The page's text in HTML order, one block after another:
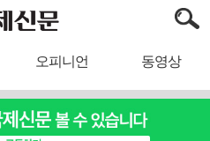
오피니언 동영상